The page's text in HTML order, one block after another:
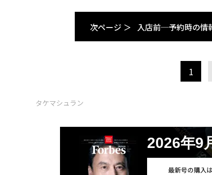
次ページ ＞ 入店前─予約時の情
1
タケマシュラン
2026年9
最新号の購入